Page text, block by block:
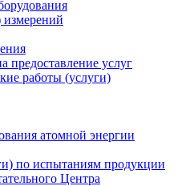
измерений
услуг
работы (услуги)
атомной энергии
по испытаниям продукции
Центра